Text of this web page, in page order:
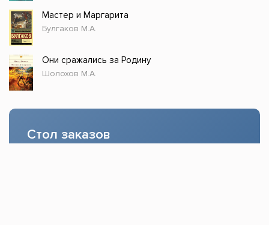
Мастер и Маргарита
Булгаков М.А.
Они сражались за Родину
Шолохов М.А.
Стол заказов